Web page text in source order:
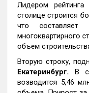
Лидером рейтинга
столице строится
что
многоквартирного
объем
Вторую строку,
Екатеринбург. В
возводится 5,46